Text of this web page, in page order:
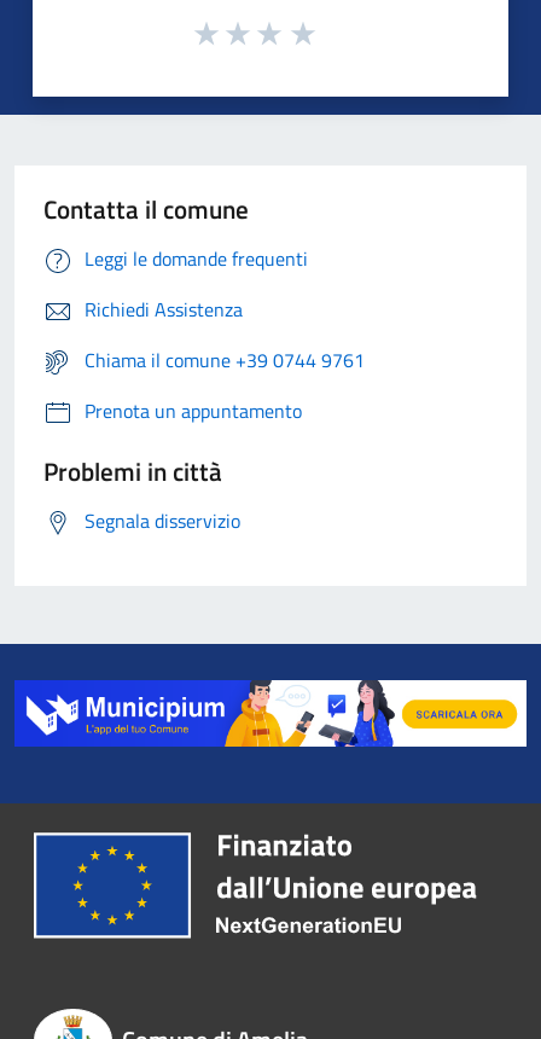
Contatta il comune
Leggi le domande frequenti
Richiedi Assistenza
Chiama il comune +39 0744 9761
Prenota un appuntamento
Problemi in città
Segnala disservizio